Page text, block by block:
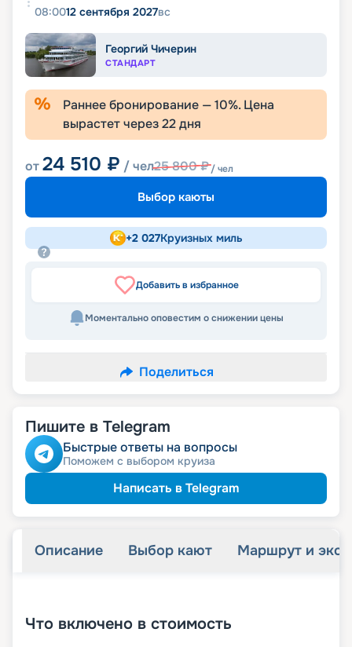
08:0012 сентября 2027вс
Георгий Чичерин
СТАНДАРТ
Раннее бронирование —10%. Цена
вырастет через22дня
от24 510 ₽ / чел25 800₽/ чел
Выбор каюты
+2 027Круизных миль
Добавить в избранное
Моментально оповестим о снижении цены
Поделиться
Пишите в Telegram
Быстрые ответы на вопросы
Поможем с выбором круиза
Написать в Telegram
Описание Выбор кают Маршрут и
Что включено в стоимость